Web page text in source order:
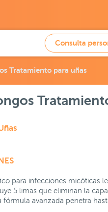
Consulta
Tratamiento para uñas
para infecciones micóticas
5 limas que eliminan la
avanzada penetra